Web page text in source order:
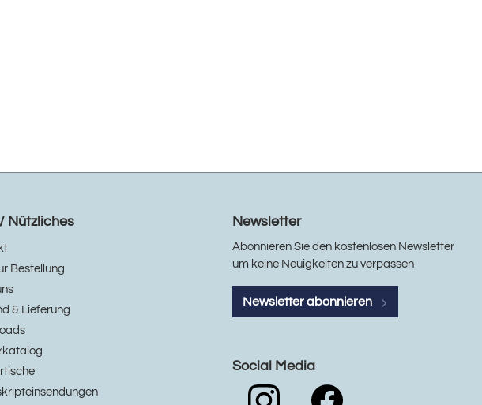
Nützliches
Bestellung
& Lieferung
Newsletter
Abonnieren Sie den kostenlosen Newsletter
um keine Neuigkeiten zu verpassen
Newsletter abonnieren
Social Media